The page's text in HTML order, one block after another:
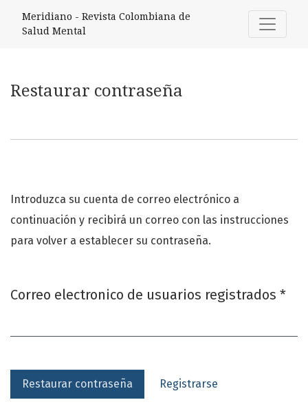
Meridiano - Revista Colombiana de
Salud Mental
Restaurar contraseña
Introduzca su cuenta de correo electrónico a
continuación y recibirá un correo con las instrucciones
para volver a establecer su contraseña.
Correo electronico de usuarios registrados *
Restaurar contraseña Registrarse